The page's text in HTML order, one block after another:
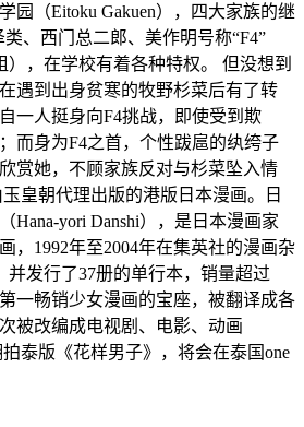
园（Eitoku Gakuen），四大家族的继
、西门总二郎、美作明号称“F4”
），在学校有着各种特权。 但没想到
遇到出身贫寒的牧野杉菜后有了转
一人挺身向F4挑战，即使受到欺
而身为F4之首，个性跋扈的纨绔子
赏她，不顾家族反对与杉菜坠入情
皇朝代理出版的港版日本漫画。日
Hana-yori Danshi），是日本漫画家
，1992年至2004年在集英社的漫画杂
并发行了37册的单行本，销量超过
一畅销少女漫画的宝座，被翻译成各
被改编成电视剧、电影、动画
泰版《花样男子》，将会在泰国one